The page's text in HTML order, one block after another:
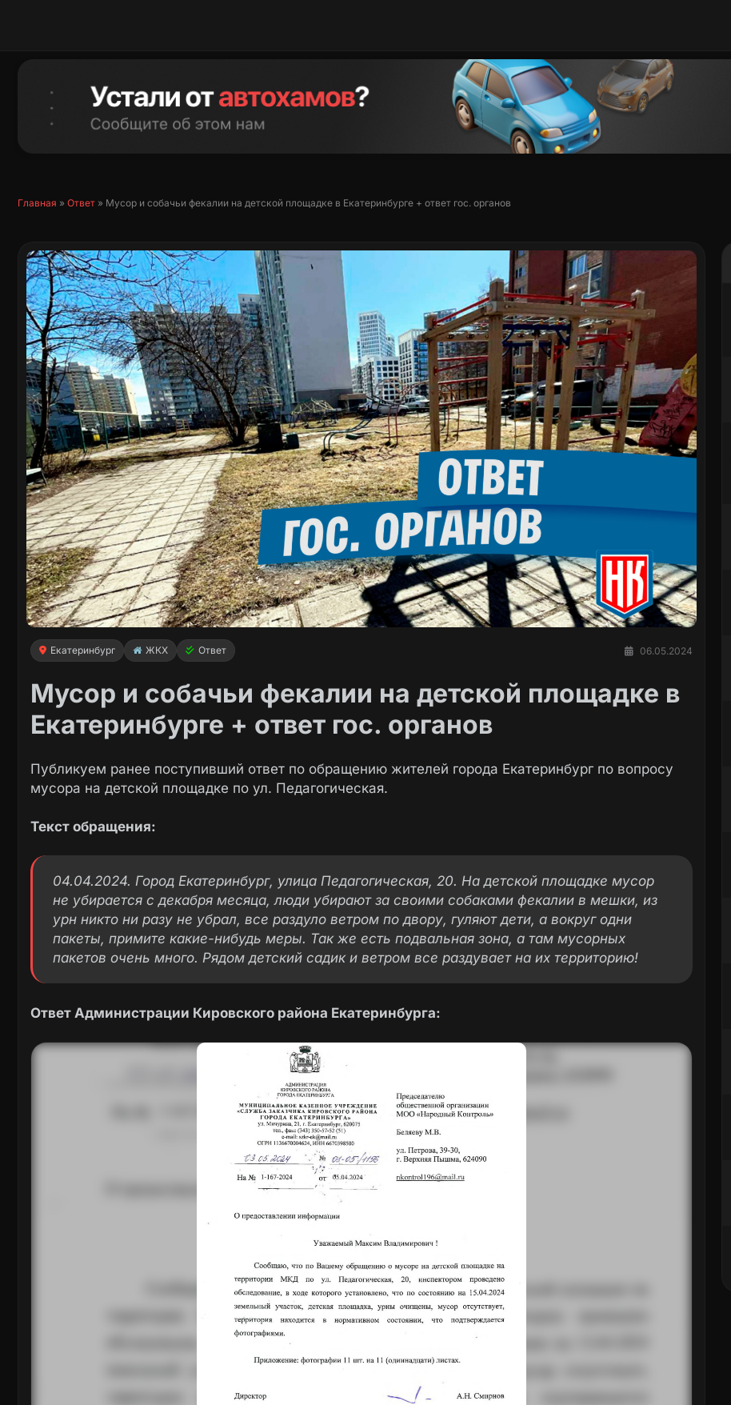
Главная » Ответ » Мусор и собачьи фекалии на детской площадке в Екатеринбурге + ответ гос. органов
Екатеринбург ЖКХ Ответ 06.05.2024
Мусор и собачьи фекалии на детской площадке в
Екатеринбурге + ответ гос. органов
Публикуем ранее поступивший ответ по обращению жителей города Екатеринбург по вопросу
мусора на детской площадке по ул. Педагогическая.
Текст обращения:
04.04.2024. Город Екатеринбург, улица Педагогическая, 20. На детской площадке мусор
не убирается с декабря месяца, люди убирают за своими собаками фекалии в мешки, из
урн никто ни разу не убрал, все раздуло ветром по двору, гуляют дети, а вокруг одни
пакеты, примите какие-нибудь меры. Так же есть подвальная зона, а там мусорных
пакетов очень много. Рядом детский садик и ветром все раздувает на их территорию!
Ответ Администрации Кировского района Екатеринбурга: